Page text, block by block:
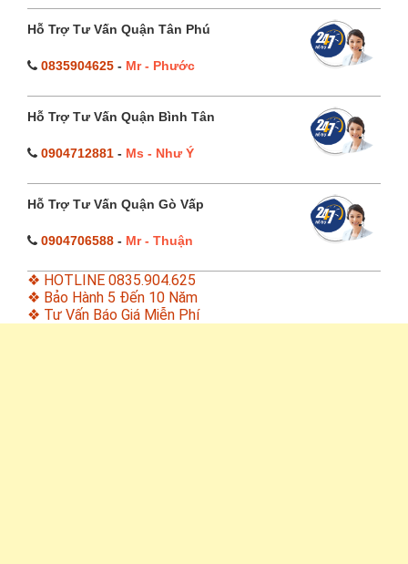
Hỗ Trợ Tư Vấn Quận Tân Phú
0835904625 - Mr - Phước
Hỗ Trợ Tư Vấn Quận Bình Tân
0904712881 - Ms - Như Ý
Hỗ Trợ Tư Vấn Quận Gò Vấp
0904706588 - Mr - Thuận
❖ HOTLINE 0835.904.625
❖ Bảo Hành 5 Đến 10 Năm
❖ Tư Vấn Báo Giá Miễn Phí